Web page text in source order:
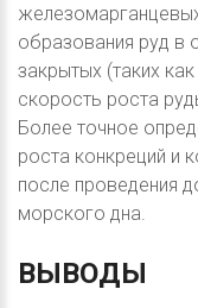
образования руд в
закрытых (таких
скорость роста
Более точное
роста конкреций и
после проведения
морского дна.
ВЫВОДЫ